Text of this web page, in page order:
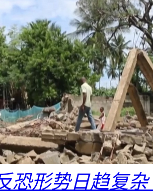
恐形势日趋复